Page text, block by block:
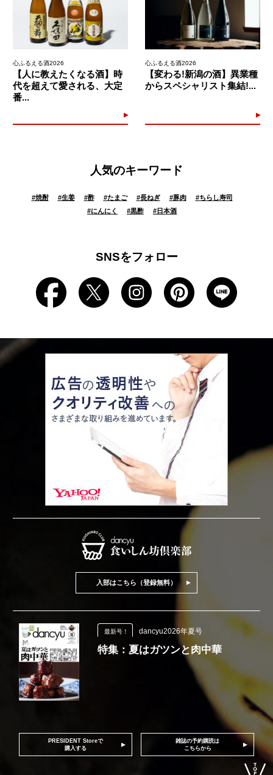
心ふるえる酒2026
【人に教えたくなる酒】時
代を超えて愛される、大定
番...
心ふるえる酒2026
【変わる!新潟の酒】異業種
からスペシャリスト集結!...
人気のキーワード
#焼酎 #生姜 #酢 #たまご #長ねぎ #豚肉 #ちらし寿司
#にんにく #黒酢 # 日本酒
SNSをフォロー
入部はこちら（登録無料）
最新号！ dancyu2026年夏号
特集：夏はガツンと肉中華
PRESIDENT Storeで
購入する
雑誌の予約購読は
こちらから